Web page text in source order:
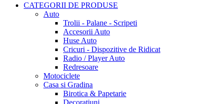
CATEGORII DE PRODUSE
Auto
Trolii - Palane - Scripeti
Accesorii Auto
Huse Auto
Cricuri - Dispozitive de Ridicat
Radio / Player Auto
Redresoare
Motociclete
Casa si Gradina
Birotica & Papetarie
Decoratiuni